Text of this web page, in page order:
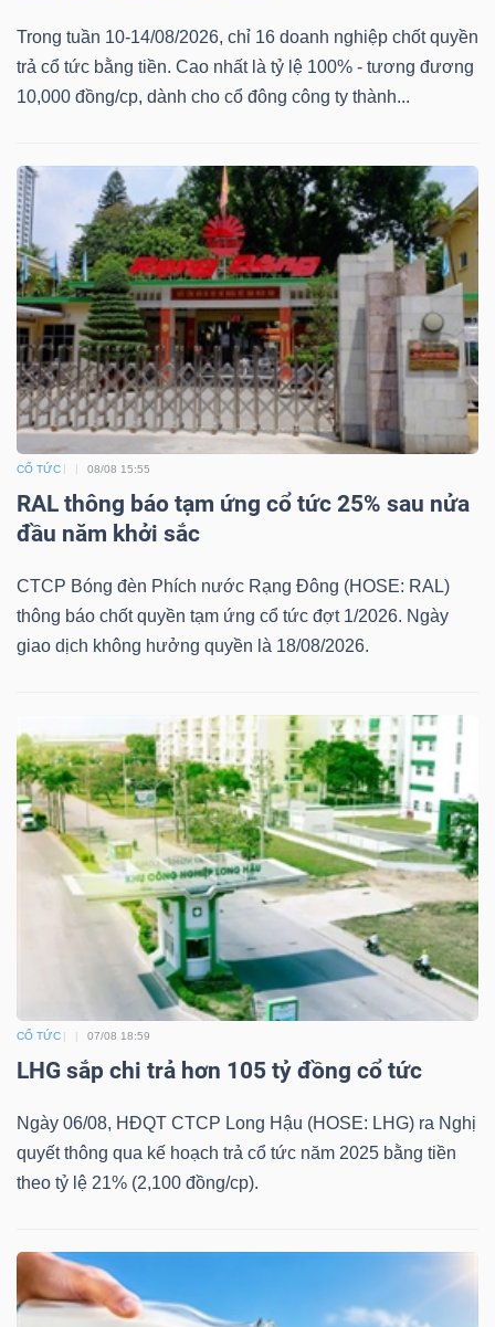
Trong tuần 10-14/08/2026, chỉ 16 doanh nghiệp chốt quyền
trả cổ tức bằng tiền. Cao nhất là tỷ lệ 100% - tương đương
10,000 đồng/cp, dành cho cổ đông công ty thành...
CỔ TỨC 08/08 15:55
RAL thông báo tạm ứng cổ tức 25% sau nửa
đầu năm khởi sắc
CTCP Bóng đèn Phích nước Rạng Đông (HOSE: RAL)
thông báo chốt quyền tạm ứng cổ tức đợt 1/2026. Ngày
giao dịch không hưởng quyền là 18/08/2026.
CỔ TỨC 07/08 18:59
LHG sắp chi trả hơn 105 tỷ đồng cổ tức
Ngày 06/08, HĐQT CTCP Long Hậu (HOSE: LHG) ra Nghị
quyết thông qua kế hoạch trả cổ tức năm 2025 bằng tiền
theo tỷ lệ 21% (2,100 đồng/cp).
(-)
Tất cả Cổ phiếu Chỉ số Chứng chỉ quỹ
đạo
(-)
Tất cả Người nội bộ Người liên quan Cổ đông lớn
Tin
tức
(-)
Bài
của
tác
giả
(-)
phân
tích
(-)
Thuật
Dịch
vụ
(-)
Đào